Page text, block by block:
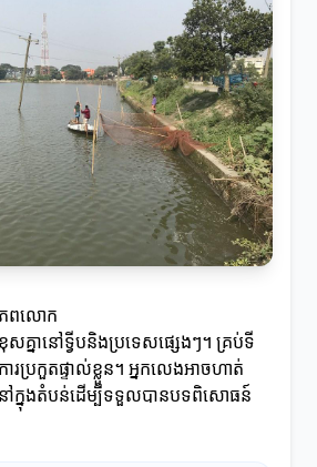
ភពលោក
សគ្នានៅទ្វីបនិងប្រទេសផ្សេងៗ។ គ្រប់ទី
ារប្រកួតផ្ទាល់ខ្លួន។ អ្នកលេងអាចហាត់
ក្នុងតំបន់ដើម្បីទទួលបានបទពិសោធន៍